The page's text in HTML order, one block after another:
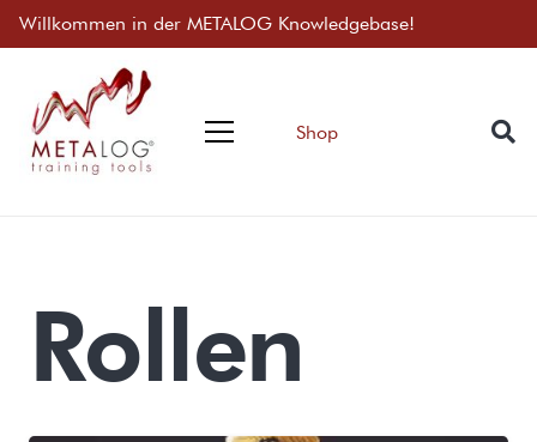
Willkommen in der METALOG Knowledgebase!
Shop
Rollen